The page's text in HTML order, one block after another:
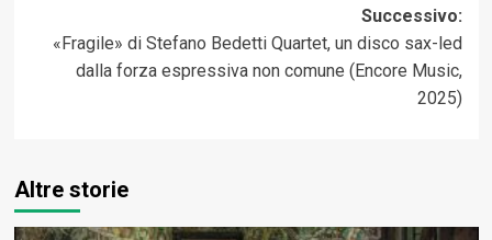
Successivo:
«Fragile» di Stefano Bedetti Quartet, un disco sax-led
dalla forza espressiva non comune (Encore Music,
2025)
Altre storie